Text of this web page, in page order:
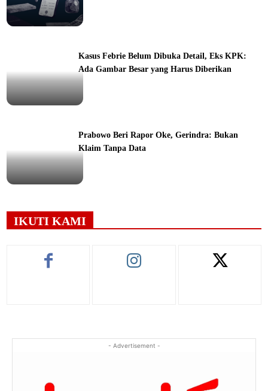
Kasus Febrie Belum Dibuka Detail, Eks KPK:
Ada Gambar Besar yang Harus Diberikan
Prabowo Beri Rapor Oke, Gerindra: Bukan
Klaim Tanpa Data
IKUTI KAMI
- Advertisement -